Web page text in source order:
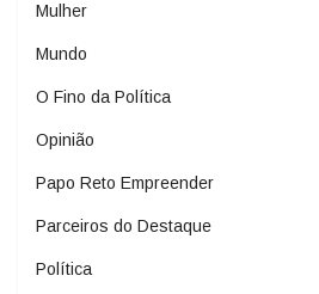
Mulher
Mundo
O Fino da Política
Opinião
Papo Reto Empreender
Parceiros do Destaque
Política